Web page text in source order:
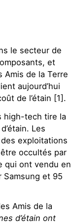
le secteur de
et
Amis de la Terre
aujourd’hui
de l’étain [1].
high-tech tire la
Les
exploitations
occultés par
qui ont vendu en
Samsung et 95
Amis de la
d’étain ont